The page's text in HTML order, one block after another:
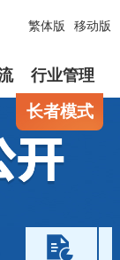
繁体版 移动版
行业管理
长者模式